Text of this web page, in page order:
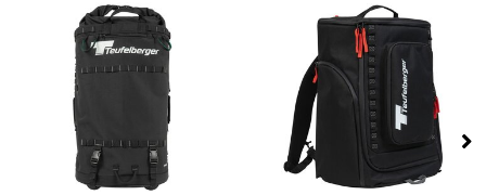
Koompassia
Højde (udvendigt)
650 mm
Dybde (udvendigt)
140 mm
Volumen
2150 g